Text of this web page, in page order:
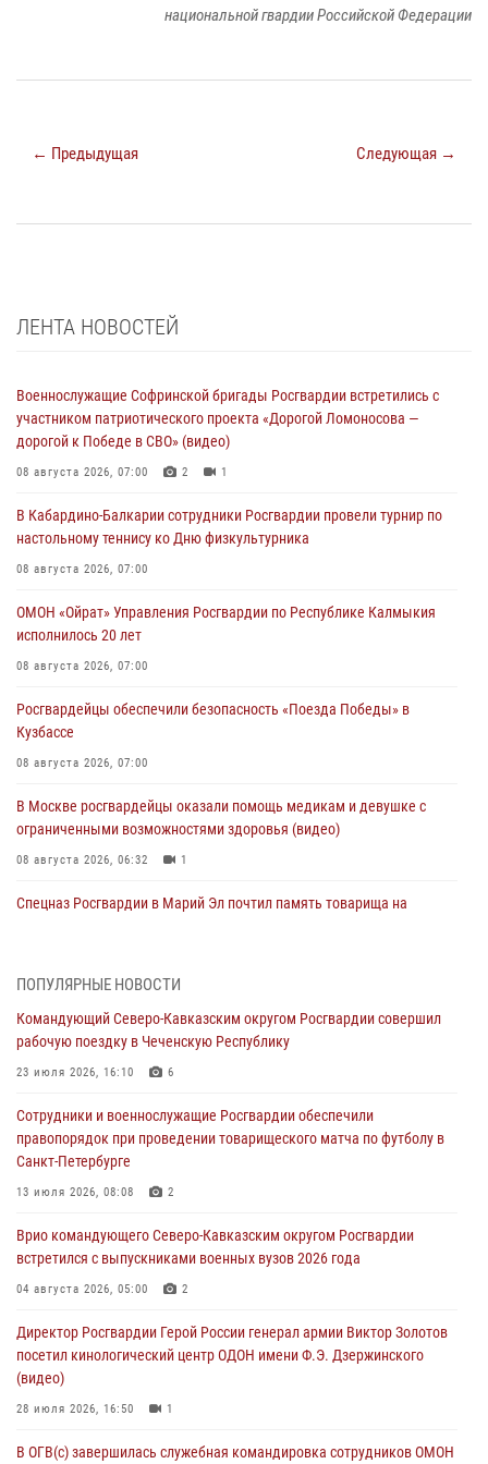
национальной гвардии Российской Федерации
← Предыдущая Следующая →
ЛЕНТА НОВОСТЕЙ
Военнослужащие Софринской бригады Росгвардии встретились с
участником патриотического проекта «Дорогой Ломоносова —
дорогой к Победе в СВО» (видео)
08 августа 2026, 07:00 2 1
В Кабардино-Балкарии сотрудники Росгвардии провели турнир по
настольному теннису ко Дню физкультурника
08 августа 2026, 07:00
ОМОН «Ойрат» Управления Росгвардии по Республике Калмыкия
исполнилось 20 лет
08 августа 2026, 07:00
Росгвардейцы обеспечили безопасность «Поезда Победы» в
Кузбассе
08 августа 2026, 07:00
В Москве росгвардейцы оказали помощь медикам и девушке с
ограниченными возможностями здоровья (видео)
08 августа 2026, 06:32 1
Спецназ Росгвардии в Марий Эл почтил память товарища на
турнирами, мастер-классами и легкоатлетическими забегами
08 августа 2026, 06:03
региональные газеты и поддержку земляков
08 августа 2026, 05:00
Кинологи Росгвардии со всей страны приступили к новому курсу
08 августа 2026, 05:00 3
Комплексные проверки безопасности объектов образования с
08 августа 2026, 04:01
ПОПУЛЯРНЫЕ НОВОСТИ
Командующий Северо-Кавказским округом Росгвардии совершил
рабочую поездку в Чеченскую Республику
23 июля 2026, 16:10 6
Сотрудники и военнослужащие Росгвардии обеспечили
правопорядок при проведении товарищеского матча по футболу в
Санкт-Петербурге
13 июля 2026, 08:08 2
Врио командующего Северо-Кавказским округом Росгвардии
встретился с выпускниками военных вузов 2026 года
04 августа 2026, 05:00 2
Директор Росгвардии Герой России генерал армии Виктор Золотов
посетил кинологический центр ОДОН имени Ф.Э. Дзержинского
(видео)
28 июля 2026, 16:50 1
В ОГВ(с) завершилась служебная командировка сотрудников ОМОН